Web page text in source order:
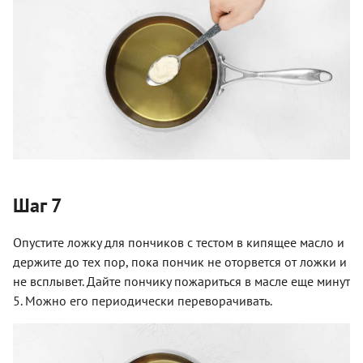
Шаг 7
Опустите ложку для пончиков с тестом в кипящее масло и
держите до тех пор, пока пончик не оторвется от ложки и
не всплывет. Дайте пончику пожариться в масле еще минут
5. Можно его периодически переворачивать.